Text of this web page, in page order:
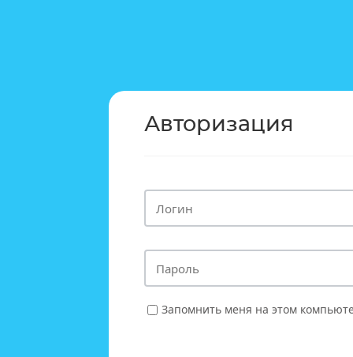
Авторизация
Запомнить меня на этом